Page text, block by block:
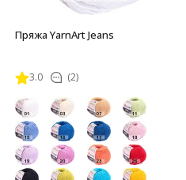
Пряжа YarnArt Jeans
3.0 (2)